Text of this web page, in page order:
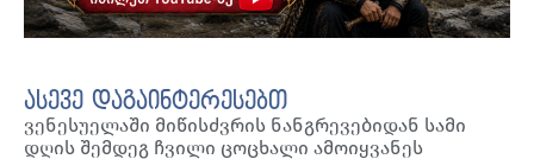
ასევე დაგაინტერესებთ
ვენესუელაში მიწისძვრის ნანგრევებიდან სამი
დღის შემდეგ ჩვილი ცოცხალი ამოიყვანეს